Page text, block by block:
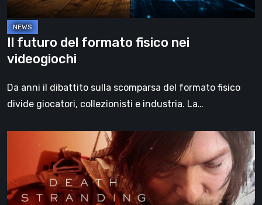
Il futuro del formato fisico nei
videogiochi
Da anni il dibattito sulla scomparsa del formato fisico
divide giocatori, collezionisti e industria. La…
Stranding
On